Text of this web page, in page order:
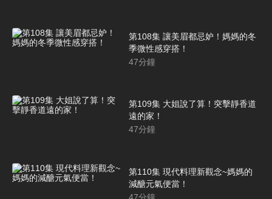
第108集 讓美眉都忌妒！媽媽的冬
季微性感穿搭！
47分鐘
第109集 大姐說了算！突擊靜香道
遠的家！
47分鐘
第110集 現代料理新觀念~媽媽的
減醣元氣便當！
47分鐘